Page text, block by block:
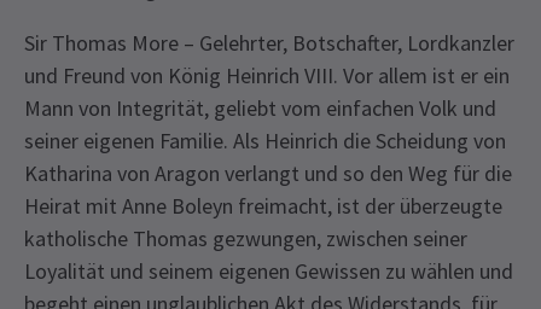
Sir Thomas More – Gelehrter, Botschafter, Lordkanzler
und Freund von König Heinrich VIII. Vor allem ist er ein
Mann von Integrität, geliebt vom einfachen Volk und
seiner eigenen Familie. Als Heinrich die Scheidung von
Katharina von Aragon verlangt und so den Weg für die
Heirat mit Anne Boleyn freimacht, ist der überzeugte
katholische Thomas gezwungen, zwischen seiner
Loyalität und seinem eigenen Gewissen zu wählen und
begeht einen unglaublichen Akt des Widerstands, für